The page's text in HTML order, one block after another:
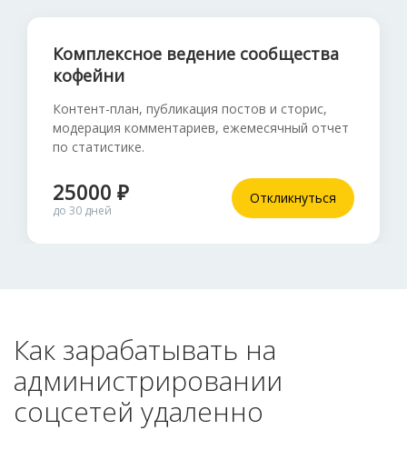
Комплексное ведение сообщества
кофейни
Контент-план, публикация постов и сторис,
модерация комментариев, ежемесячный отчет
по статистике.
25000 ₽
до 30 дней
Откликнуться
Как зарабатывать на
администрировании
соцсетей удаленно